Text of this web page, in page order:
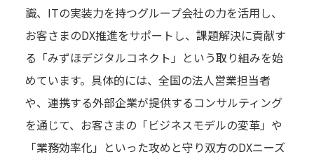
識、ITの実装力を持つグループ会社の力を活用し、
お客さまのDX推進をサポートし、課題解決に貢献す
る「みずほデジタルコネクト」という取り組みを始
めています。具体的には、全国の法人営業担当者
や、連携する外部企業が提供するコンサルティング
を通じて、お客さまの「ビジネスモデルの変革」や
「業務効率化」といった攻めと守り双方のDXニーズ